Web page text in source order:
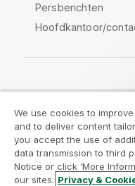
Persberichten
Hoofdkantoor/
Juridische
Productvoorwaarden
Legal Policies
We use cookies to
and to deliver content
you accept the use of
data transmission to third
Notice or click ‘More
our sites. Privacy &